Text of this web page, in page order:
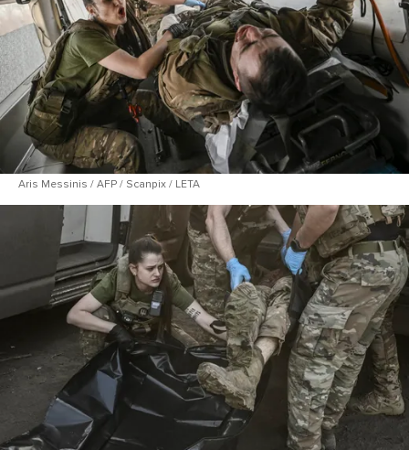
Aris Messinis / AFP / Scanpix / LETA